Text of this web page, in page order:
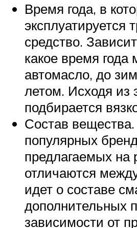
Время года, в
эксплуатируется
средство.
какое время года
автомасло, до
летом. Исходя из
подбирается
Состав
популярных
предлагаемых на
отличаются
идет о составе
дополнительных
зависимости от